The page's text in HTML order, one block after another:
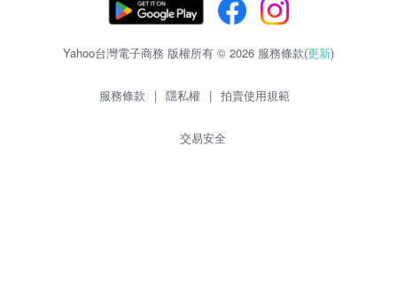
Yahoo台灣電子商務 版權所有 © 2026 服務條款(更新)
服務條款 | 隱私權 | 拍賣使用規範
交易安全